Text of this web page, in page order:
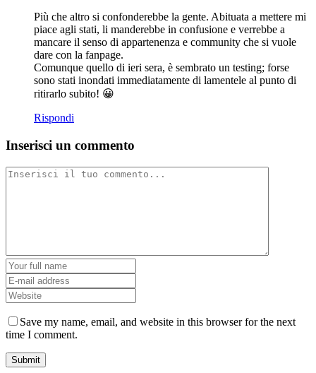
Più che altro si confonderebbe la gente. Abituata a mettere mi
piace agli stati, li manderebbe in confusione e verrebbe a
mancare il senso di appartenenza e community che si vuole
dare con la fanpage.
Comunque quello di ieri sera, è sembrato un testing; forse
sono stati inondati immediatamente di lamentele al punto di
ritirarlo subito! 😀
Rispondi
Inserisci un commento
Save my name, email, and website in this browser for the next
time I comment.